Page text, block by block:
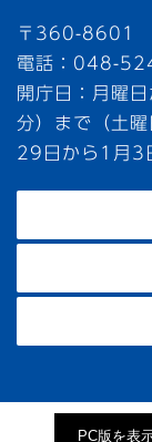
〒360-8601
電話：048-
開庁日：月曜
分）まで（土
29日から1月3
PC版を表